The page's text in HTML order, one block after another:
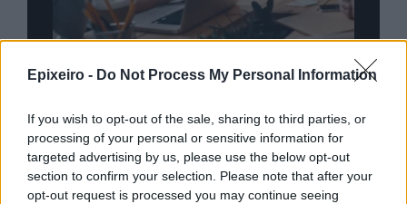
Epixeiro - Do Not Process My Personal Information
If you wish to opt-out of the sale, sharing to third parties, or
processing of your personal or sensitive information for
targeted advertising by us, please use the below opt-out
section to confirm your selection. Please note that after your
opt-out request is processed you may continue seeing
μέλλον του Insurance στην εποχή του AI